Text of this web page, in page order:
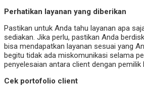
Perhatikan layanan yang diberikan
Pastikan untuk Anda tahu layanan apa
sediakan. Jika perlu, pastikan Anda
bisa mendapatkan layanan sesuai yang
begitu tidak ada miskomunikasi selama
penyelesaian antara client dengan pemilik
Cek portofolio client